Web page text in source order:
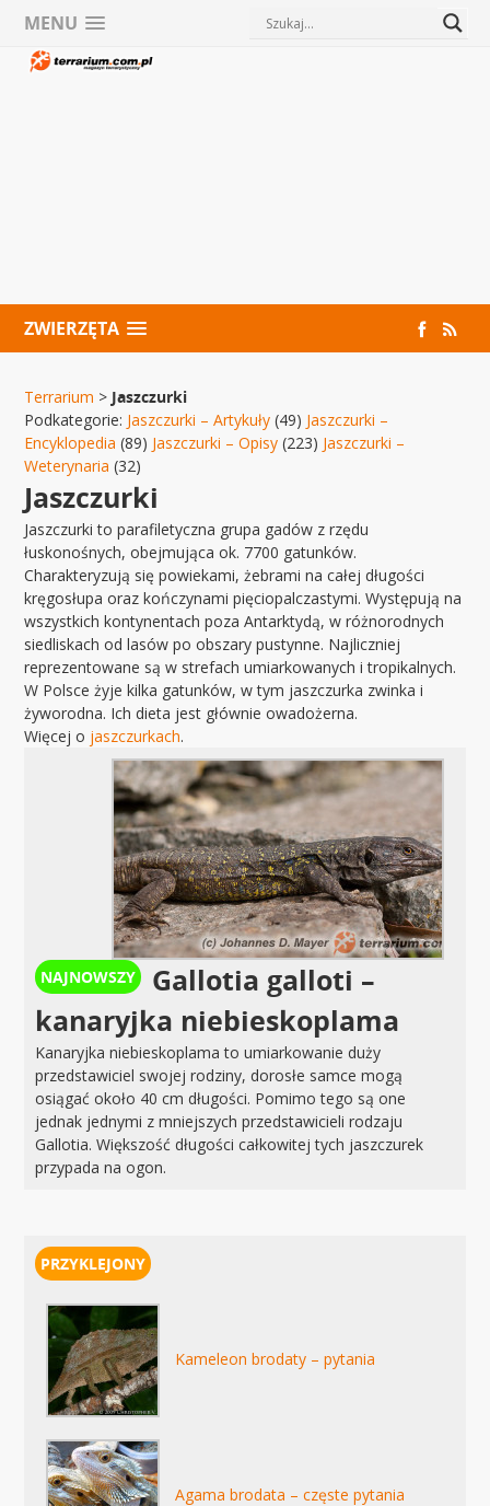
MENU
ZWIERZĘTA
Terrarium > Jaszczurki
Podkategorie: Jaszczurki – Artykuły (49) Jaszczurki –
Encyklopedia (89) Jaszczurki – Opisy (223) Jaszczurki –
Weterynaria (32)
Jaszczurki
Jaszczurki to parafiletyczna grupa gadów z rzędu
łuskonośnych, obejmująca ok. 7700 gatunków.
Charakteryzują się powiekami, żebrami na całej długości
kręgosłupa oraz kończynami pięciopalczastymi. Występują na
wszystkich kontynentach poza Antarktydą, w różnorodnych
siedliskach od lasów po obszary pustynne. Najliczniej
reprezentowane są w strefach umiarkowanych i tropikalnych.
W Polsce żyje kilka gatunków, w tym jaszczurka zwinka i
żyworodna. Ich dieta jest głównie owadożerna.
Więcej o jaszczurkach.
Gallotia galloti –
kanaryjka niebieskoplama
Kanaryjka niebieskoplama to umiarkowanie duży
przedstawiciel swojej rodziny, dorosłe samce mogą
osiągać około 40 cm długości. Pomimo tego są one
jednak jednymi z mniejszych przedstawicieli rodzaju
Gallotia. Większość długości całkowitej tych jaszczurek
przypada na ogon.
Kameleon brodaty – pytania
Agama brodata – częste pytania